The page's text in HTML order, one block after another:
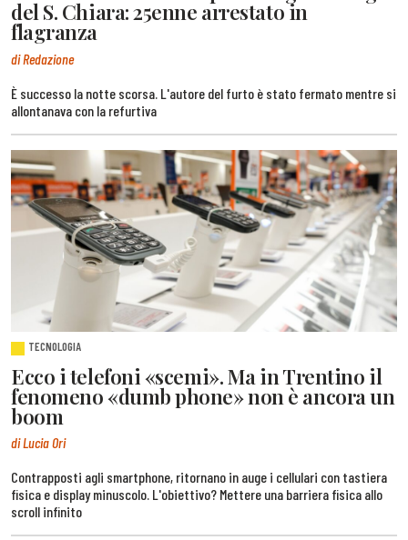
del S. Chiara: 25enne arrestato in
flagranza
di Redazione
È successo la notte scorsa. L'autore del furto è stato fermato mentre si
allontanava con la refurtiva
TECNOLOGIA
Ecco i telefoni «scemi». Ma in Trentino il
fenomeno «dumb phone» non è ancora un
boom
di Lucia Ori
Contrapposti agli smartphone, ritornano in auge i cellulari con tastiera
fisica e display minuscolo. L'obiettivo? Mettere una barriera fisica allo
scroll infinito